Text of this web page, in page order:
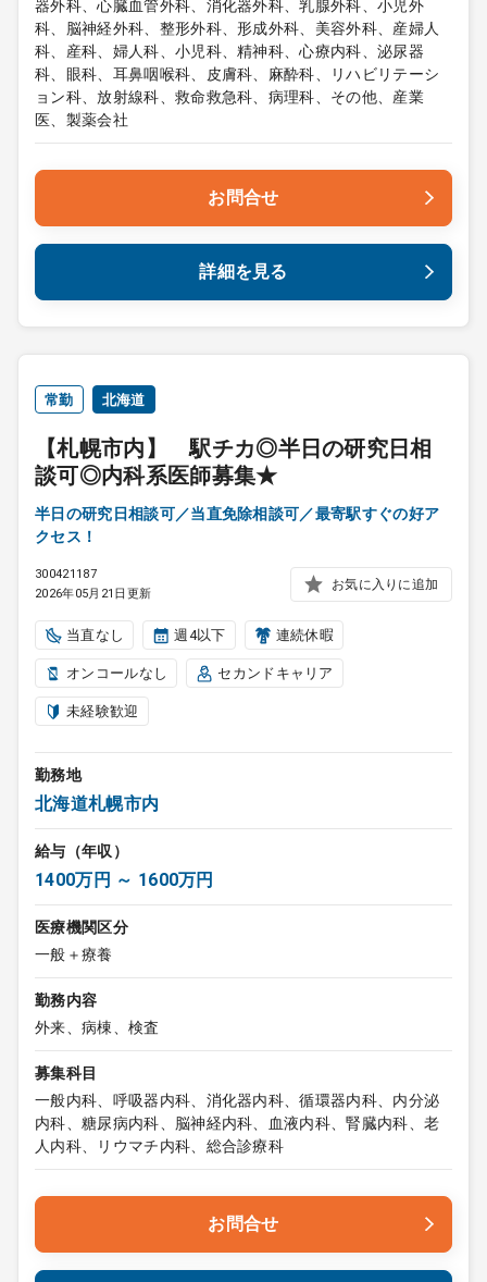
器外科、心臓血管外科、消化器外科、乳腺外科、小児外
科、脳神経外科、整形外科、形成外科、美容外科、産婦人
科、産科、婦人科、小児科、精神科、心療内科、泌尿器
科、眼科、耳鼻咽喉科、皮膚科、麻酔科、リハビリテーシ
ョン科、放射線科、救命救急科、病理科、その他、産業
医、製薬会社
お問合せ
詳細を見る
常勤 北海道
【札幌市内】 駅チカ◎半日の研究日相
談可◎内科系医師募集★
半日の研究日相談可／当直免除相談可／最寄駅すぐの好ア
クセス！
300421187
2026年05月21日更新
お気に入りに追加
当直なし 週4以下 連続休暇
オンコールなし セカンドキャリア
未経験歓迎
勤務地
北海道札幌市内
給与（年収）
1400万円 ～ 1600万円
医療機関区分
一般＋療養
勤務内容
外来、病棟、検査
募集科目
一般内科、呼吸器内科、消化器内科、循環器内科、内分泌
内科、糖尿病内科、脳神経内科、血液内科、腎臓内科、老
人内科、リウマチ内科、総合診療科
お問合せ